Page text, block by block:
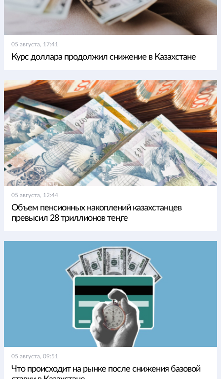
05 августа, 17:41
Курс доллара продолжил снижение в Казахстане
05 августа, 12:44
Объем пенсионных накоплений казахстанцев
превысил 28 триллионов теңге
05 августа, 09:51
Что происходит на рынке после снижения базовой